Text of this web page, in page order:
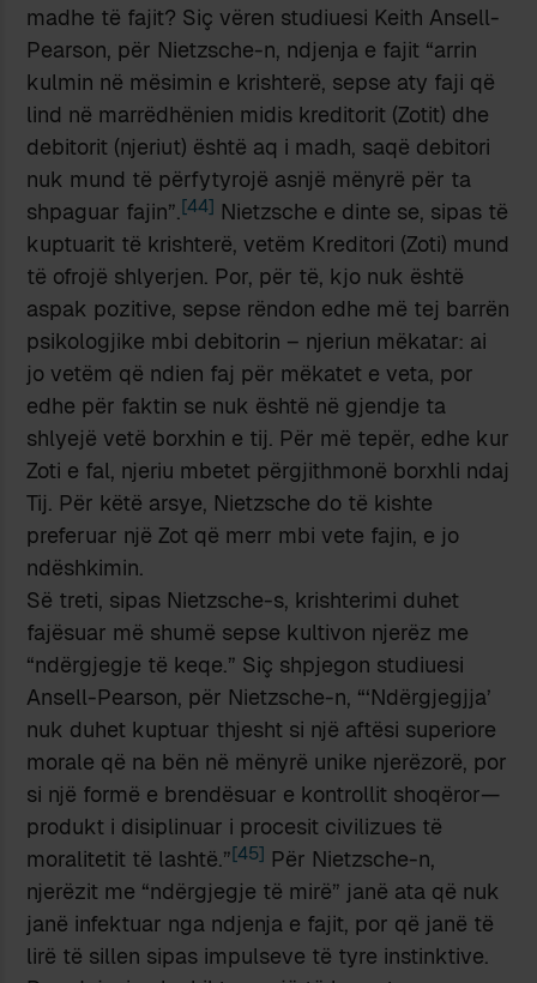
madhe të fajit? Siç vëren studiuesi Keith Ansell-
Pearson, për Nietzsche-n, ndjenja e fajit “arrin
kulmin në mësimin e krishterë, sepse aty faji që
lind në marrëdhënien midis kreditorit (Zotit) dhe
debitorit (njeriut) është aq i madh, saqë debitori
nuk mund të përfytyrojë asnjë mënyrë për ta
shpaguar fajin”.[44] Nietzsche e dinte se, sipas të
kuptuarit të krishterë, vetëm Kreditori (Zoti) mund
të ofrojë shlyerjen. Por, për të, kjo nuk është
aspak pozitive, sepse rëndon edhe më tej barrën
psikologjike mbi debitorin – njeriun mëkatar: ai
jo vetëm që ndien faj për mëkatet e veta, por
edhe për faktin se nuk është në gjendje ta
shlyejë vetë borxhin e tij. Për më tepër, edhe kur
Zoti e fal, njeriu mbetet përgjithmonë borxhli ndaj
Tij. Për këtë arsye, Nietzsche do të kishte
preferuar një Zot që merr mbi vete fajin, e jo
ndëshkimin.
Së treti, sipas Nietzsche-s, krishterimi duhet
fajësuar më shumë sepse kultivon njerëz me
“ndërgjegje të keqe.” Siç shpjegon studiuesi
Ansell-Pearson, për Nietzsche-n, “‘Ndërgjegjja’
nuk duhet kuptuar thjesht si një aftësi superiore
morale që na bën në mënyrë unike njerëzorë, por
si një formë e brendësuar e kontrollit shoqëror—
produkt i disiplinuar i procesit civilizues të
moralitetit të lashtë.”[45] Për Nietzsche-n,
njerëzit me “ndërgjegje të mirë” janë ata që nuk
janë infektuar nga ndjenja e fajit, por që janë të
lirë të sillen sipas impulseve të tyre instinktive.